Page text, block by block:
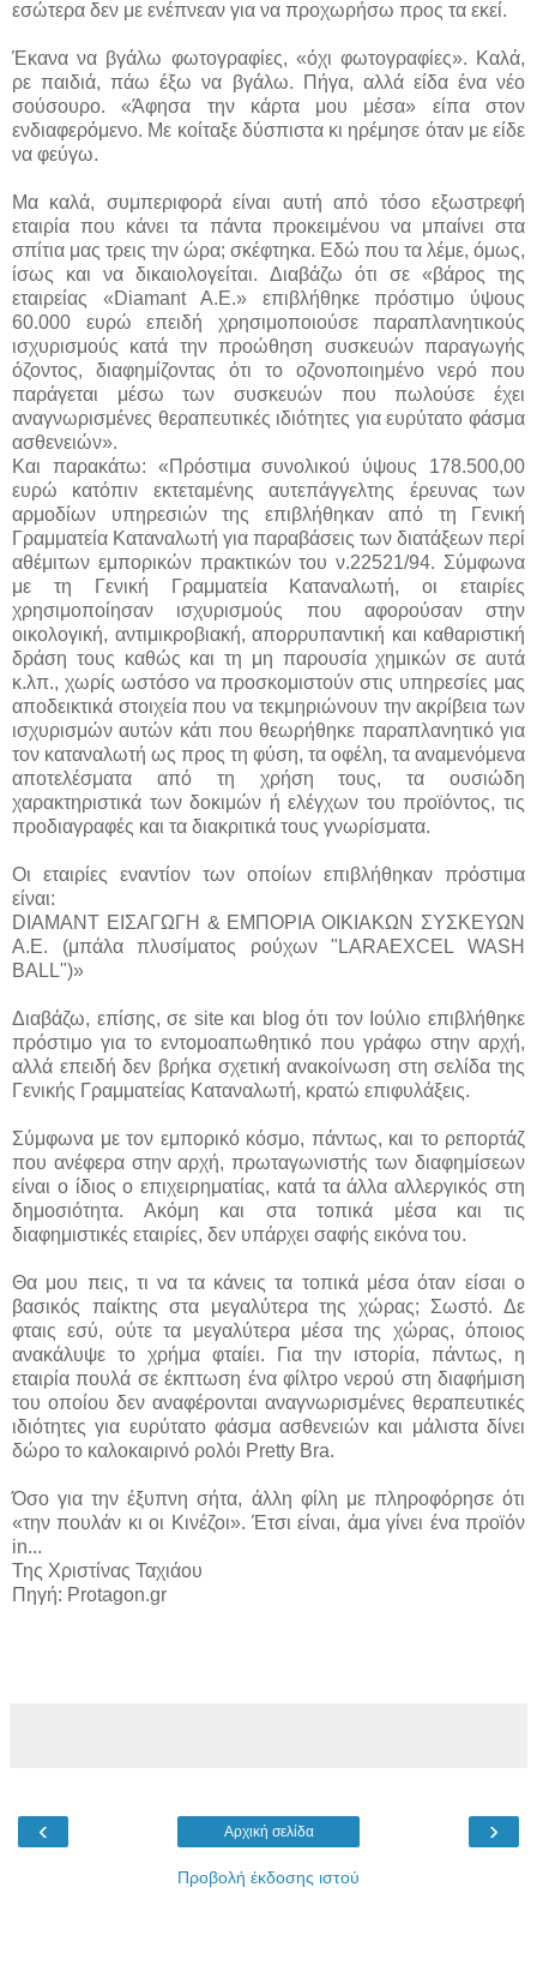
εσώτερα δεν με ενέπνεαν για να προχωρήσω προς τα εκεί.
Έκανα να βγάλω φωτογραφίες, «όχι φωτογραφίες». Καλά,
ρε παιδιά, πάω έξω να βγάλω. Πήγα, αλλά είδα ένα νέο
σούσουρο. «Άφησα την κάρτα μου μέσα» είπα στον
ενδιαφερόμενο. Με κοίταξε δύσπιστα κι ηρέμησε όταν με είδε
να φεύγω.
Μα καλά, συμπεριφορά είναι αυτή από τόσο εξωστρεφή
εταιρία που κάνει τα πάντα προκειμένου να μπαίνει στα
σπίτια μας τρεις την ώρα; σκέφτηκα. Εδώ που τα λέμε, όμως,
ίσως και να δικαιολογείται. Διαβάζω ότι σε «βάρος της
εταιρείας «Diamant Α.Ε.» επιβλήθηκε πρόστιμο ύψους
60.000 ευρώ επειδή χρησιμοποιούσε παραπλανητικούς
ισχυρισμούς κατά την προώθηση συσκευών παραγωγής
όζοντος, διαφημίζοντας ότι το οζονοποιημένο νερό που
παράγεται μέσω των συσκευών που πωλούσε έχει
αναγνωρισμένες θεραπευτικές ιδιότητες για ευρύτατο φάσμα
ασθενειών».
Και παρακάτω: «Πρόστιμα συνολικού ύψους 178.500,00
ευρώ κατόπιν εκτεταμένης αυτεπάγγελτης έρευνας των
αρμοδίων υπηρεσιών της επιβλήθηκαν από τη Γενική
Γραμματεία Καταναλωτή για παραβάσεις των διατάξεων περί
αθέμιτων εμπορικών πρακτικών του ν.22521/94. Σύμφωνα
με τη Γενική Γραμματεία Καταναλωτή, οι εταιρίες
χρησιμοποίησαν ισχυρισμούς που αφορούσαν στην
οικολογική, αντιμικροβιακή, απορρυπαντική και καθαριστική
δράση τους καθώς και τη μη παρουσία χημικών σε αυτά
κ.λπ., χωρίς ωστόσο να προσκομιστούν στις υπηρεσίες μας
αποδεικτικά στοιχεία που να τεκμηριώνουν την ακρίβεια των
ισχυρισμών αυτών κάτι που θεωρήθηκε παραπλανητικό για
τον καταναλωτή ως προς τη φύση, τα οφέλη, τα αναμενόμενα
αποτελέσματα από τη χρήση τους, τα ουσιώδη
χαρακτηριστικά των δοκιμών ή ελέγχων του προϊόντος, τις
προδιαγραφές και τα διακριτικά τους γνωρίσματα.
Οι εταιρίες εναντίον των οποίων επιβλήθηκαν πρόστιμα
είναι:
DIAMANT ΕΙΣΑΓΩΓΗ & ΕΜΠΟΡΙΑ ΟΙΚΙΑΚΩΝ ΣΥΣΚΕΥΩΝ
Α.Ε. (μπάλα πλυσίματος ρούχων "LARAEXCEL WASH
BALL")»
Διαβάζω, επίσης, σε site και blog ότι τον Ιούλιο επιβλήθηκε
πρόστιμο για το εντομοαπωθητικό που γράφω στην αρχή,
αλλά επειδή δεν βρήκα σχετική ανακοίνωση στη σελίδα της
Γενικής Γραμματείας Καταναλωτή, κρατώ επιφυλάξεις.
Σύμφωνα με τον εμπορικό κόσμο, πάντως, και το ρεπορτάζ
που ανέφερα στην αρχή, πρωταγωνιστής των διαφημίσεων
είναι ο ίδιος ο επιχειρηματίας, κατά τα άλλα αλλεργικός στη
δημοσιότητα. Ακόμη και στα τοπικά μέσα και τις
διαφημιστικές εταιρίες, δεν υπάρχει σαφής εικόνα του.
Θα μου πεις, τι να τα κάνεις τα τοπικά μέσα όταν είσαι ο
βασικός παίκτης στα μεγαλύτερα της χώρας; Σωστό. Δε
φταις εσύ, ούτε τα μεγαλύτερα μέσα της χώρας, όποιος
ανακάλυψε το χρήμα φταίει. Για την ιστορία, πάντως, η
εταιρία πουλά σε έκπτωση ένα φίλτρο νερού στη διαφήμιση
του οποίου δεν αναφέρονται αναγνωρισμένες θεραπευτικές
ιδιότητες για ευρύτατο φάσμα ασθενειών και μάλιστα δίνει
δώρο το καλοκαιρινό ρολόι Pretty Bra.
Όσο για την έξυπνη σήτα, άλλη φίλη με πληροφόρησε ότι
«την πουλάν κι οι Κινέζοι». Έτσι είναι, άμα γίνει ένα προϊόν
in...
Της Χριστίνας Ταχιάου
Πηγή: Protagon.gr
‹ ›
Αρχική σελίδα
Προβολή έκδοσης ιστού